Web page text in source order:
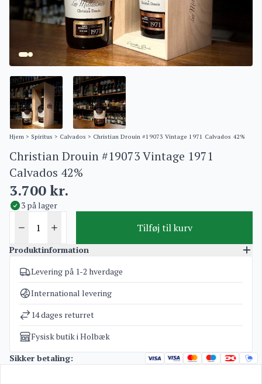
Hjem > Spiritus > Calvados > Christian Drouin #19073 Vintage 1971 Calvados 42%
Christian Drouin #19073 Vintage 1971
Calvados 42%
3.700kr.
3 på lager
Tilføj til kurv
Produktinformation
Varenummer
3030
Kategorier
Vægt
2,7 kg
Levering på 1-2 hverdage
International levering
14 dages returret
Fysisk butik i Holbæk
Sikker betaling: